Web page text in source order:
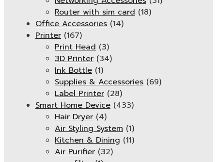
Router with sim card (18)
Office Accessories (14)
Printer (167)
Print Head (3)
3D Printer (34)
Ink Bottle (1)
Supplies & Accessories (69)
Label Printer (28)
Smart Home Device (433)
Hair Dryer (4)
Air Styling System (1)
Kitchen & Dining (11)
Air Purifier (32)